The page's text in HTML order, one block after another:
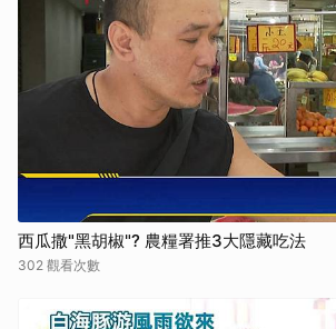
西瓜撒"黑胡椒"? 農糧署推3大隱藏吃法
302 觀看次數